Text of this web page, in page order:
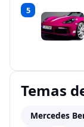
5
Temas
Mercedes